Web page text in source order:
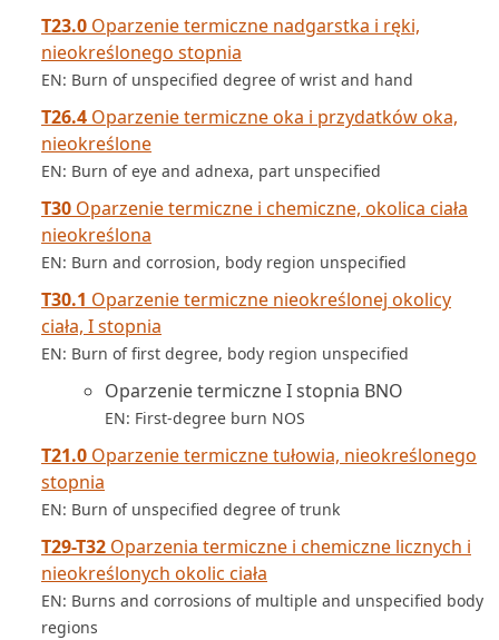
T23.0 Oparzenie termiczne nadgarstka i ręki,
nieokreślonego stopnia
EN: Burn of unspecified degree of wrist and hand
T26.4 Oparzenie termiczne oka i przydatków oka,
nieokreślone
EN: Burn of eye and adnexa, part unspecified
T30 Oparzenie termiczne i chemiczne, okolica ciała
nieokreślona
EN: Burn and corrosion, body region unspecified
T30.1 Oparzenie termiczne nieokreślonej okolicy
ciała, I stopnia
EN: Burn of first degree, body region unspecified
Oparzenie termiczne I stopnia BNO
EN: First-degree burn NOS
T21.0 Oparzenie termiczne tułowia, nieokreślonego
stopnia
EN: Burn of unspecified degree of trunk
T29-T32 Oparzenia termiczne i chemiczne licznych i
nieokreślonych okolic ciała
EN: Burns and corrosions of multiple and unspecified body
regions